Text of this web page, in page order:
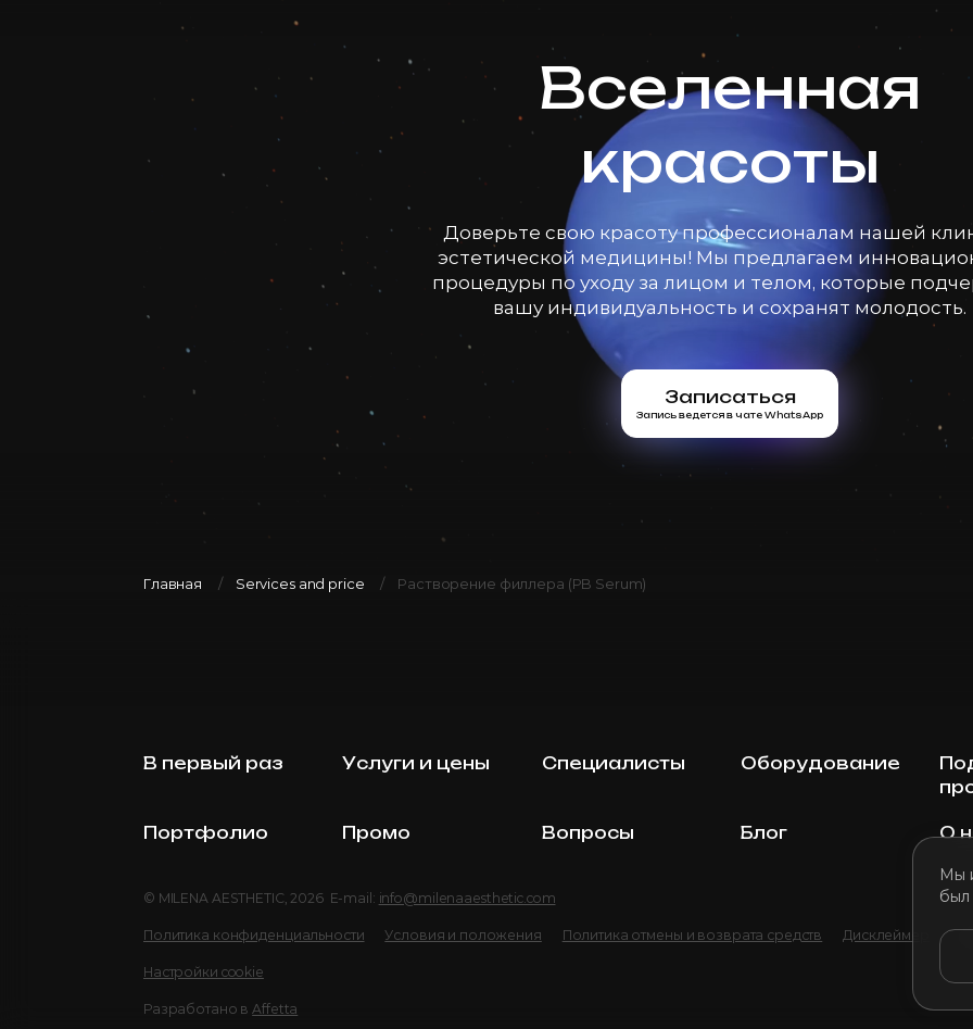
Мы
был
Вселенная
красоты
Доверьте свою красоту профессионалам нашей
эстетической медицины! Мы предлагаем
процедуры по уходу за лицом и телом, которые
вашу индивидуальность и сохранят молодость.
Записаться
Запись ведется в чате WhatsApp
Главная Services and price Растворение филлера (PB Serum)
В первый раз Услуги и цены Специалисты Оборудование
Портфолио Промо Вопросы Блог О
© MILENA AESTHETIC, 2026 E-mail: info@milenaaesthetic.com
Политика конфиденциальности Условия и положения Политика отмены и возврата средств Дисклеймер
Настройки cookie
Разработано в Affetta